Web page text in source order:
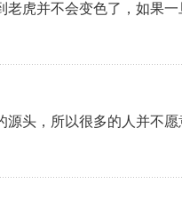
虎并不会变色了，如果
源头，所以很多的人并不